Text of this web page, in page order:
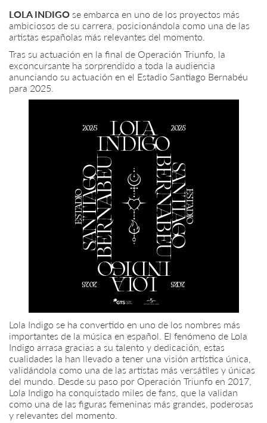
LOLA INDIGO se embarca en uno de los proyectos más
ambiciosos de su carrera, posicionándola como una de las
artistas españolas más relevantes del momento.
Tras su actuación en la final de Operación Triunfo, la
exconcursante ha sorprendido a toda la audiencia
anunciando su actuación en el Estadio Santiago Bernabéu
para 2025.
Lola Indigo se ha convertido en uno de los nombres más
importantes de la música en español. El fenómeno de Lola
Indigo arrasa gracias a su talento y dedicación, estas
cualidades la han llevado a tener una visión artística única,
validándola como una de las artistas más versátiles y únicas
del mundo. Desde su paso por Operación Triunfo en 2017,
Lola Indigo ha conquistado miles de fans, que la validan
como una de las figuras femeninas más grandes, poderosas
y relevantes del momento.